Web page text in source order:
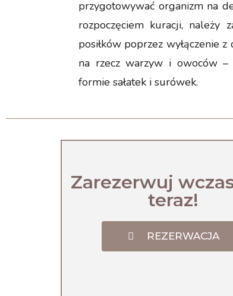
przygotowywać organizm na
rozpoczęciem kuracji, należy
posiłków poprzez wyłączenie
na rzecz warzyw i owoców
formie sałatek i surówek.
Zarezerwuj
teraz!
REZERWACJA